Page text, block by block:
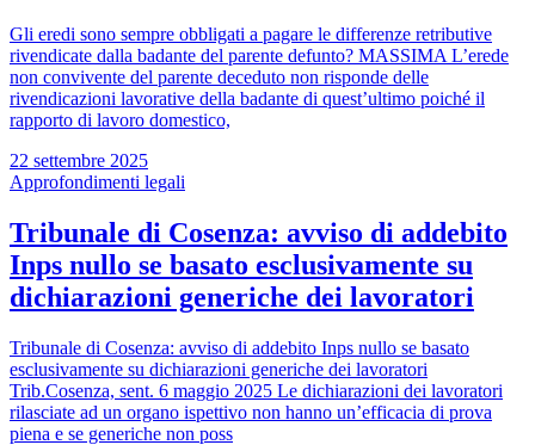
Gli eredi sono sempre obbligati a pagare le differenze retributive
rivendicate dalla badante del parente defunto? MASSIMA L’erede
non convivente del parente deceduto non risponde delle
rivendicazioni lavorative della badante di quest’ultimo poiché il
rapporto di lavoro domestico,
22 settembre 2025
Approfondimenti legali
Tribunale di Cosenza: avviso di addebito
Inps nullo se basato esclusivamente su
dichiarazioni generiche dei lavoratori
Tribunale di Cosenza: avviso di addebito Inps nullo se basato
esclusivamente su dichiarazioni generiche dei lavoratori
Trib.Cosenza, sent. 6 maggio 2025 Le dichiarazioni dei lavoratori
rilasciate ad un organo ispettivo non hanno un’efficacia di prova
piena e se generiche non poss